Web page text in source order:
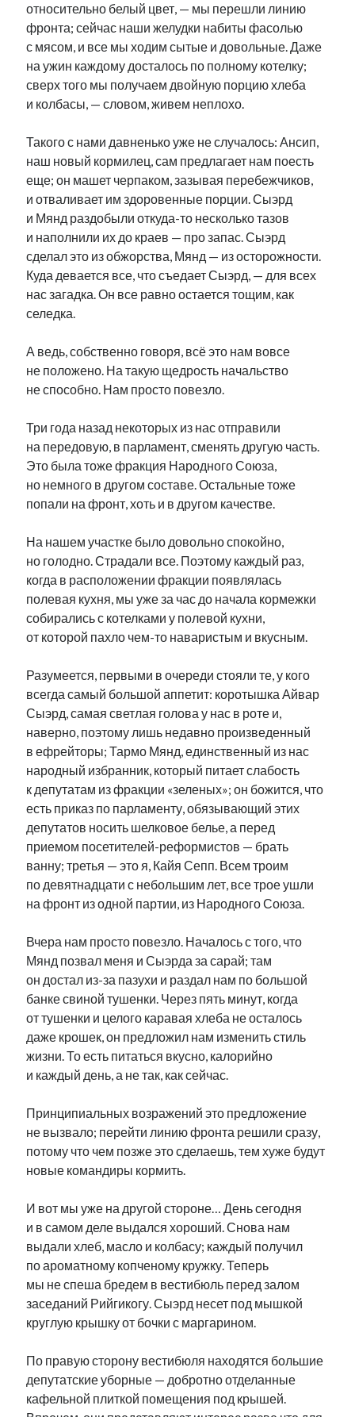
рийгикогу россия русский роман
русскоязычное образование сми ссср стенограмма
т.х. ильвес танк фотоотчет экономика экономика эстонии
эстония эстонский язык
Михаил Стальнухин:
mstalnuhhin@gmail.com
Отзывы и предложения по блогу:
относительно белый цвет, — мы перешли линию
фронта; сейчас наши желудки набиты фасолью
с мясом, и все мы ходим сытые и довольные. Даже
на ужин каждому досталось по полному котелку;
сверх того мы получаем двойную порцию хлеба
и колбасы, — словом, живем неплохо.
Такого с нами давненько уже не случалось: Ансип,
наш новый кормилец, сам предлагает нам поесть
еще; он машет черпаком, зазывая перебежчиков,
и отваливает им здоровенные порции. Сыэрд
и Мянд раздобыли откуда-то несколько тазов
и наполнили их до краев — про запас. Сыэрд
сделал это из обжорства, Мянд — из осторожности.
Куда девается все, что съедает Сыэрд, — для всех
нас загадка. Он все равно остается тощим, как
селедка.
А ведь, собственно говоря, всё это нам вовсе
не положено. На такую щедрость начальство
не способно. Нам просто повезло.
Три года назад некоторых из нас отправили
на передовую, в парламент, сменять другую часть.
Это была тоже фракция Народного Союза,
но немного в другом составе. Остальные тоже
попали на фронт, хоть и в другом качестве.
На нашем участке было довольно спокойно,
но голодно. Страдали все. Поэтому каждый раз,
когда в расположении фракции появлялась
полевая кухня, мы уже за час до начала кормежки
собирались с котелками у полевой кухни,
от которой пахло чем-то наваристым и вкусным.
Разумеется, первыми в очереди стояли те, у кого
всегда самый большой аппетит: коротышка Айвар
Сыэрд, самая светлая голова у нас в роте и,
наверно, поэтому лишь недавно произведенный
в ефрейторы; Тармо Мянд, единственный из нас
народный избранник, который питает слабость
к депутатам из фракции «зеленых»; он божится, что
есть приказ по парламенту, обязывающий этих
депутатов носить шелковое белье, а перед
приемом посетителей-реформистов — брать
ванну; третья — это я, Кайя Сепп. Всем троим
по девятнадцати с небольшим лет, все трое ушли
на фронт из одной партии, из Народного Союза.
Вчера нам просто повезло. Началось с того, что
Мянд позвал меня и Сыэрда за сарай; там
он достал из-за пазухи и раздал нам по большой
банке свиной тушенки. Через пять минут, когда
от тушенки и целого каравая хлеба не осталось
даже крошек, он предложил нам изменить стиль
жизни. То есть питаться вкусно, калорийно
и каждый день, а не так, как сейчас.
Принципиальных возражений это предложение
не вызвало; перейти линию фронта решили сразу,
потому что чем позже это сделаешь, тем хуже будут
новые командиры кормить.
И вот мы уже на другой стороне… День сегодня
и в самом деле выдался хороший. Снова нам
выдали хлеб, масло и колбасу; каждый получил
по ароматному копченому кружку. Теперь
мы не спеша бредем в вестибюль перед залом
заседаний Рийгикогу. Сыэрд несет под мышкой
круглую крышку от бочки с маргарином.
По правую сторону вестибюля находятся большие
депутатские уборные — добротно отделанные
кафельной плиткой помещения под крышей.